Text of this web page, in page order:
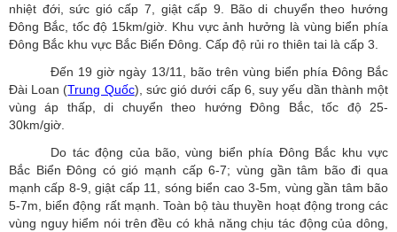
nhiệt đới, sức gió cấp 7, giật cấp 9. Bão di chuyển theo hướng
Đông Bắc, tốc độ 15km/giờ. Khu vực ảnh hưởng là vùng biển phía
Đông Bắc khu vực Bắc Biển Đông. Cấp độ rủi ro thiên tai là cấp 3.
Đến 19 giờ ngày 13/11, bão trên vùng biển phía Đông Bắc
Đài Loan (Trung Quốc), sức gió dưới cấp 6, suy yếu dần thành một
vùng áp thấp, di chuyển theo hướng Đông Bắc, tốc độ 25-
30km/giờ.
Do tác động của bão, vùng biển phía Đông Bắc khu vực
Bắc Biển Đông có gió mạnh cấp 6-7; vùng gần tâm bão đi qua
mạnh cấp 8-9, giật cấp 11, sóng biển cao 3-5m, vùng gần tâm bão
5-7m, biển động rất mạnh. Toàn bộ tàu thuyền hoạt động trong các
vùng nguy hiểm nói trên đều có khả năng chịu tác động của dông,